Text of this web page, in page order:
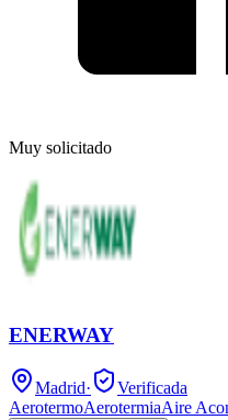
Muy solicitado
ENERWAY
Madrid·
Verificada
AerotermoAerotermiaAire